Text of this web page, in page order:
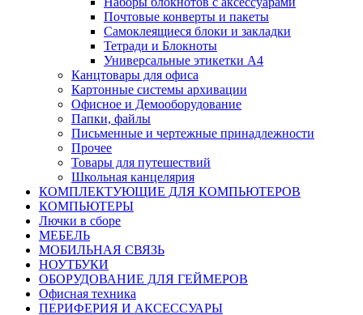
Почтовые конверты и пакеты
Самоклеящиеся блоки и закладки
Тетради и Блокноты
Универсальные этикетки А4
Канцтовары для офиса
Картонные системы архивации
Офисное и Демооборудование
Папки, файлы
Письменные и чертежные принадлежности
Прочее
Товары для путешествий
Школьная канцелярия
КОМПЛЕКТУЮЩИЕ ДЛЯ КОМПЬЮТЕРОВ
КОМПЬЮТЕРЫ
Лючки в сборе
МЕБЕЛЬ
МОБИЛЬНАЯ СВЯЗЬ
НОУТБУКИ
ОБОРУДОВАНИЕ ДЛЯ ГЕЙМЕРОВ
Офисная техника
ПЕРИФЕРИЯ И АКСЕССУАРЫ